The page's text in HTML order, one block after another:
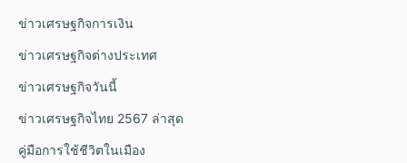
ข่าวเศรษฐกิจการเงิน
ข่าวเศรษฐกิจต่างประเทศ
ข่าวเศรษฐกิจวันนี้
ข่าวเศรษฐกิจไทย 2567 ล่าสุด
คู่มือการใช้ชีวิตในเมือง